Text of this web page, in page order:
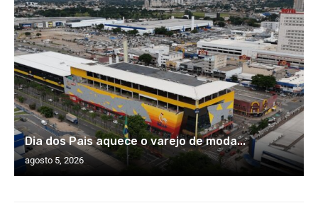
Dia dos Pais aquece o varejo de moda...
agosto 5, 2026